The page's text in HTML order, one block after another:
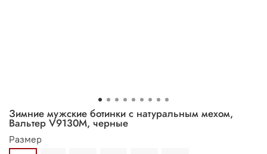
Зимние мужские ботинки с натуральным мехом,
Вальтер V9130M, черные
Размер